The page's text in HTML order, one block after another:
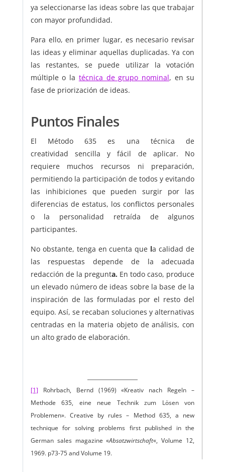
ya seleccionarse las ideas sobre las que trabajar
con mayor profundidad.
Para ello, en primer lugar, es necesario revisar
las ideas y eliminar aquellas duplicadas. Ya con
las restantes, se puede utilizar la votación
múltiple o la técnica de grupo nominal, en su
fase de priorización de ideas.
Puntos Finales
El Método 635 es una técnica de
creatividad sencilla y fácil de aplicar. No
requiere muchos recursos ni preparación,
permitiendo la participación de todos y evitando
las inhibiciones que pueden surgir por las
diferencias de estatus, los conflictos personales
o la personalidad retraída de algunos
participantes.
No obstante, tenga en cuenta que la calidad de
las respuestas depende de la adecuada
redacción de la pregunta. En todo caso, produce
un elevado número de ideas sobre la base de la
inspiración de las formuladas por el resto del
equipo. Así, se recaban soluciones y alternativas
centradas en la materia objeto de análisis, con
un alto grado de elaboración.
[1] Rohrbach, Bernd (1969) «Kreativ nach Regeln –
Methode 635, eine neue Technik zum Lösen von
Problemen». Creative by rules – Method 635, a new
technique for solving problems first published in the
German sales magazine «Absatzwirtschaft«, Volume 12,
1969. p73-75 and Volume 19.